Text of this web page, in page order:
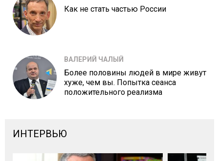
Как не стать частью России
ВАЛЕРИЙ ЧАЛЫЙ
Более половины людей в мире живут
хуже, чем вы. Попытка сеанса
положительного реализма
ИНТЕРВЬЮ